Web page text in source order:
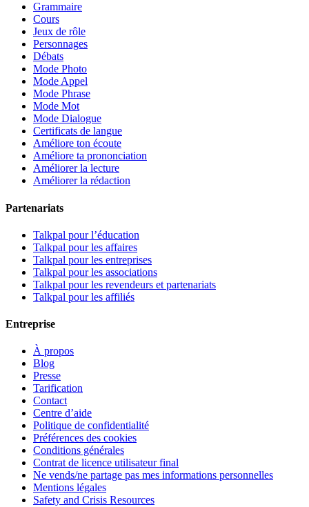
Grammaire
Cours
Jeux de rôle
Personnages
Débats
Mode Photo
Mode Appel
Mode Phrase
Mode Mot
Mode Dialogue
Certificats de langue
Améliore ton écoute
Améliore ta prononciation
Améliorer la lecture
Améliorer la rédaction
Partenariats
Talkpal pour l’éducation
Talkpal pour les affaires
Talkpal pour les entreprises
Talkpal pour les associations
Talkpal pour les revendeurs et partenariats
Talkpal pour les affiliés
Entreprise
À propos
Blog
Presse
Tarification
Contact
Centre d’aide
Politique de confidentialité
Préférences des cookies
Conditions générales
Contrat de licence utilisateur final
Ne vends/ne partage pas mes informations personnelles
Mentions légales
Safety and Crisis Resources